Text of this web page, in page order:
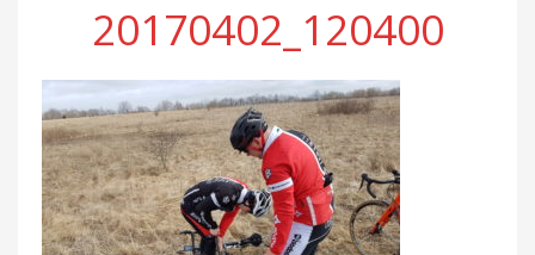
20170402_120400